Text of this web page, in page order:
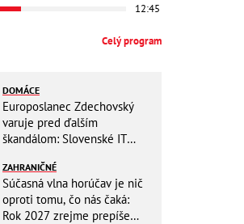
12:45
Celý program
DOMÁCE
Europoslanec Zdechovský
varuje pred ďalším
škandálom: Slovenské IT
hre sú milióny!
ZAHRANIČNÉ
Súčasná vlna horúčav je nič
oproti tomu, čo nás čaká:
Rok 2027 zrejme prepíše